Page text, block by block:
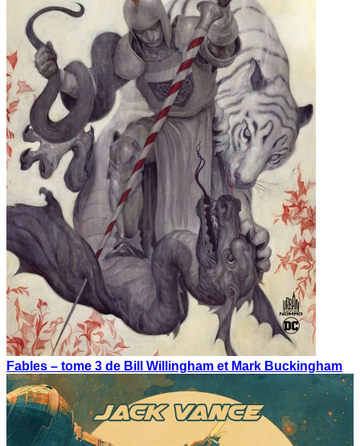
Fables – tome 3 de Bill Willingham et Mark Buckingham